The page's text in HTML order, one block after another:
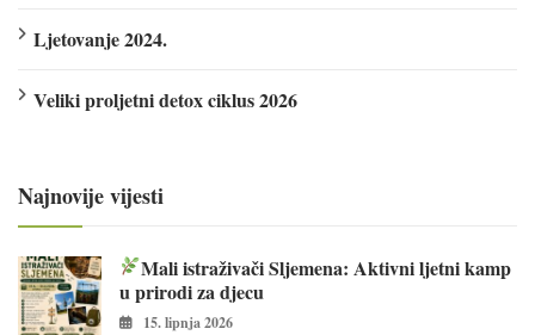
Ljetovanje 2024.
Veliki proljetni detox ciklus 2026
Najnovije vijesti
Mali istraživači Sljemena: Aktivni ljetni kamp
u prirodi za djecu
15. lipnja 2026